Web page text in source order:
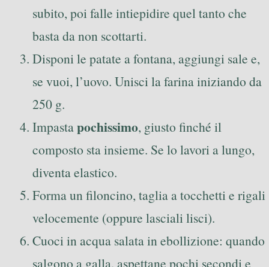
subito, poi falle intiepidire quel tanto che
basta da non scottarti.
Disponi le patate a fontana, aggiungi sale e,
se vuoi, l’uovo. Unisci la farina iniziando da
250 g.
Impastapochissimo, giusto finché il
composto sta insieme. Se lo lavori a lungo,
diventa elastico.
Forma un filoncino, taglia a tocchetti e rigali
velocemente (oppure lasciali lisci).
Cuoci in acqua salata in ebollizione: quando
salgono a galla, aspettane pochi secondi e